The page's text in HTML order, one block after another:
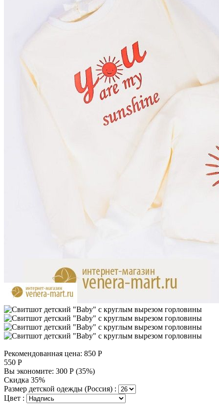
Рекомендованная цена: 850 Р
550 Р
Вы экономите: 300 Р (35%)
Скидка 35%
Размер детской одежды (Россия) :
Цвет :